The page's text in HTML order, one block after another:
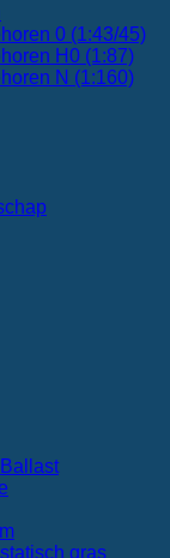
0 (1:43/45)
H0 (1:87)
N (1:160)
gras